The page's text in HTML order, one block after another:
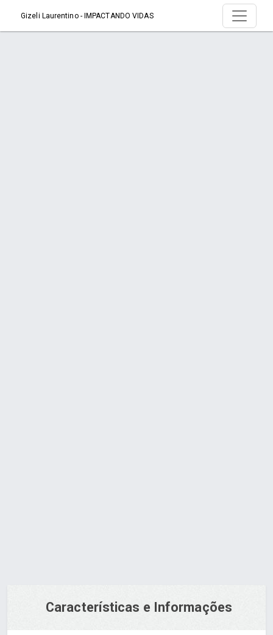
Gizeli Laurentino - IMPACTANDO VIDAS
Características e Informações